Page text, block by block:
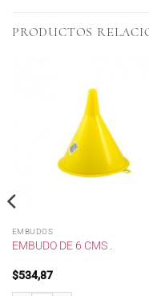
PRODUCTOS
EMBUDOS
EMBUDO DE 6 CMS .
$534,87